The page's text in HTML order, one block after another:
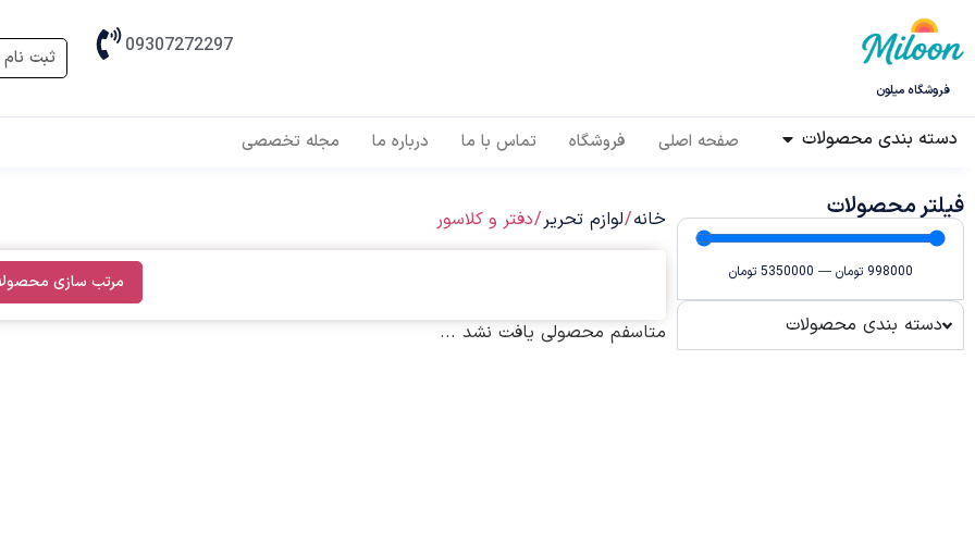
فروشگاه میلون
09307272297 ثبت
دسته بندی محصولات صفحه اصلی فروشگاه تماس با ما درباره ما مجله تخصصی
خانه/لوازم تحریر/ دفتر و کلاسور
مرتب سازی
متاسفم محصولی یافت نشد ...
فیلتر محصولات
998000 تومان —
5350000 تومان
دسته بندی محصولات